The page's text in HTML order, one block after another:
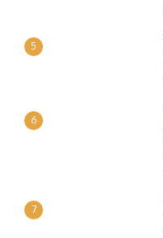
5
6
7